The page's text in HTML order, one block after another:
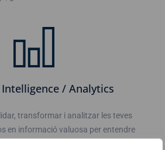
/ Analytics
transformar i analitzar les teves
en informació valuosa per entendre